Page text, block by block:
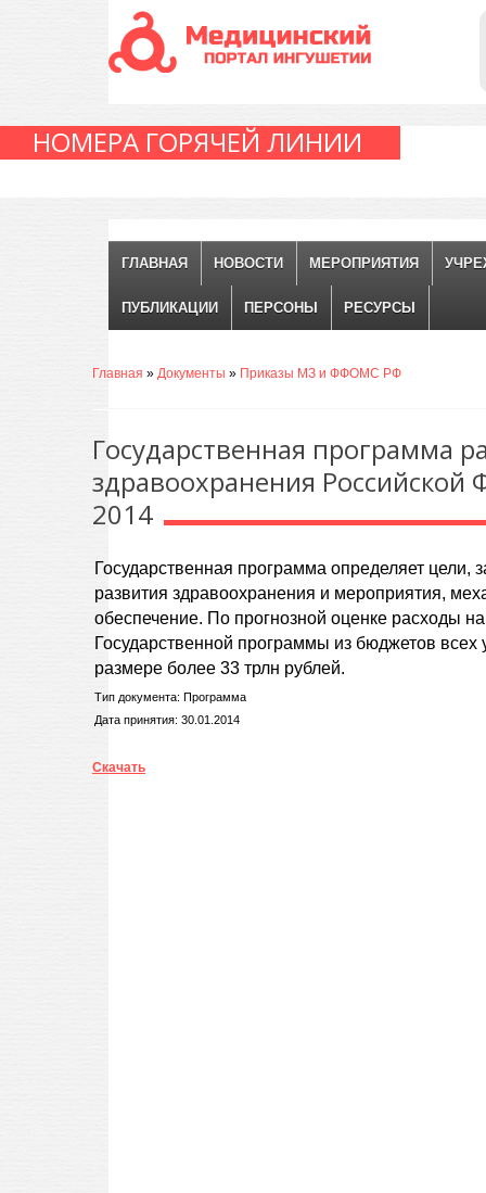
НОМЕРА ГОРЯЧЕЙ ЛИНИИ
ГЛАВНАЯ НОВОСТИ МЕРОПРИЯТИЯ
ПУБЛИКАЦИИ ПЕРСОНЫ РЕСУРСЫ
Главная » Документы » Приказы МЗ и ФФОМС РФ
Государственная программа
здравоохранения Российской
2014
Государственная программа определяет цели,
развития здравоохранения и мероприятия,
обеспечение. По прогнозной оценке расходы
Государственной программы из бюджетов
размере более 33 трлн рублей.
Тип документа: Программа
Дата принятия: 30.01.2014
Скачать